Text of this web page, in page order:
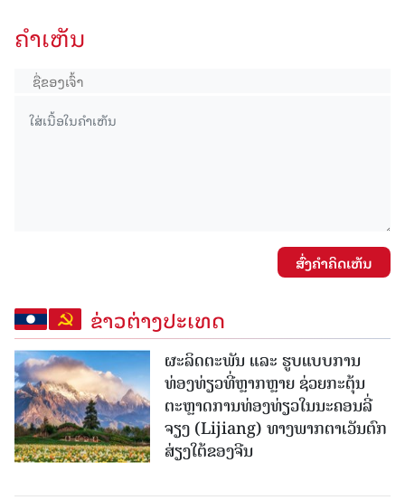
ຄໍາເຫັນ
ສົ່ງຄໍາຄິດເຫັນ
ຂ່າວຕ່າງປະເທດ
ຜະລິດຕະພັນ ແລະ ຮູບແບບການ
ທ່ອງທ່ຽວທີ່ຫຼາກຫຼາຍ ຊ່ວຍກະຕຸ້ນ
ຕະຫຼາດການທ່ອງທ່ຽວໃນນະຄອນລີ່
ຈຽງ (Lijiang) ທາງພາກຕາເວັນຕົກ
ສ່ຽງໃຕ້ຂອງຈີນ